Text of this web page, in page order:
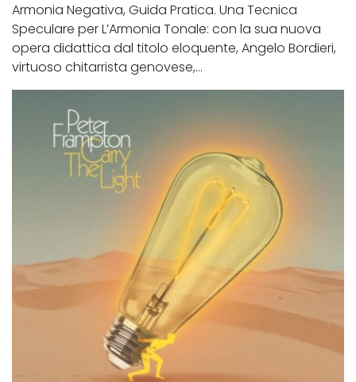
Armonia Negativa, Guida Pratica. Una Tecnica
Speculare per L’Armonia Tonale: con la sua nuova
opera didattica dal titolo eloquente, Angelo Bordieri,
virtuoso chitarrista genovese,...